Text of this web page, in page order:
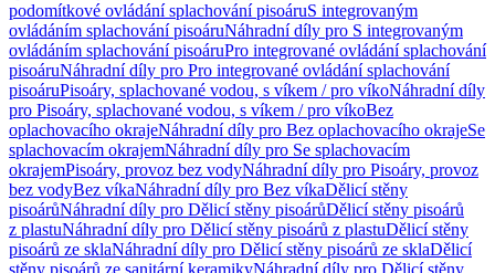
podomítkové ovládání splachování pisoáruS integrovaným
ovládáním splachování pisoáruNáhradní díly pro S integrovaným
ovládáním splachování pisoáruPro integrované ovládání splachování
pisoáruNáhradní díly pro Pro integrované ovládání splachování
pisoáruPisoáry, splachované vodou, s víkem / pro víkoNáhradní díly
pro Pisoáry, splachované vodou, s víkem / pro víkoBez
oplachovacího okrajeNáhradní díly pro Bez oplachovacího okrajeSe
splachovacím okrajemNáhradní díly pro Se splachovacím
okrajemPisoáry, provoz bez vodyNáhradní díly pro Pisoáry, provoz
bez vodyBez víkaNáhradní díly pro Bez víkaDělicí stěny
pisoárůNáhradní díly pro Dělicí stěny pisoárůDělicí stěny pisoárů
z plastuNáhradní díly pro Dělicí stěny pisoárů z plastuDělicí stěny
pisoárů ze sklaNáhradní díly pro Dělicí stěny pisoárů ze sklaDělicí
stěny pisoárů ze sanitární keramikyNáhradní díly pro Dělicí stěny